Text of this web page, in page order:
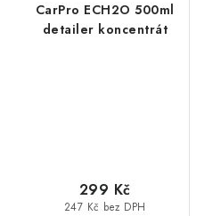
CarPro ECH2O 500ml
detailer koncentrát
247 Kč bez DPH
299 Kč